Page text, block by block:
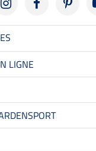
LIGNE